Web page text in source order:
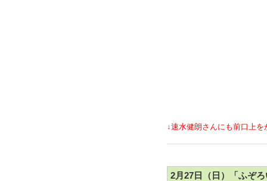
↓速水健朗さんにも前口上
2月27日（日）「ふぞ